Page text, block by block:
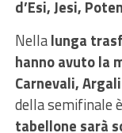
d’Esi, Jesi,
Nellalunga
hanno avuto la
Carnevali,
della semifinale
tabellone sarà